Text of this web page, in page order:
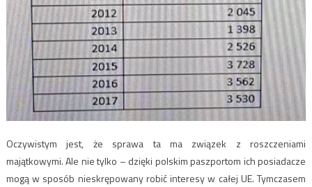
Oczywistym jest, że sprawa ta ma związek z roszczeniami
majątkowymi. Ale nie tylko – dzięki polskim paszportom ich posiadacze
mogą w sposób nieskrępowany robić interesy w całej UE. Tymczasem